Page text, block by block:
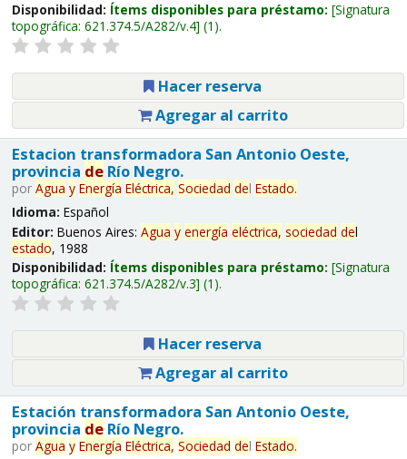
Disponibilidad: Ítems disponibles para préstamo: Signatura
topográfica: 621.374.5/A282/v.4 (1).
Hacer reserva
Agregar al carrito
Estacion transformadora San Antonio Oeste,
provincia deRío Negro.
por Agua y Energía Eléctrica, Sociedad del Estado.
Idioma: Español
Editor: Buenos Aires: Agua y energía eléctrica, sociedad del
estado, 1988
Disponibilidad: Ítems disponibles para préstamo: Signatura
topográfica: 621.374.5/A282/v.3 (1).
Hacer reserva
Agregar al carrito
Estación transformadora San Antonio Oeste,
provincia deRío Negro.
por Agua y Energía Eléctrica, Sociedad del Estado.